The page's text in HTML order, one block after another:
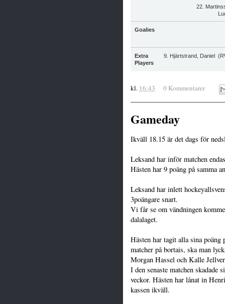
22.
Goalies
Extra
Players
9. Hjärtstrand, Daniel
kl. 16:43 0 Kommentarer
Gameday
Ikväll 18.15 är det dags för
Leksand har inför matchen
Hästen har 9 poäng på samma
Leksand har inlett
3poängare snart.
Vi får se om vändningen
dalalaget.
Hästen har tagit alla sina poäng
matcher på bortais, ska man
Morgan Hassel och Kalle
I den senaste matchen
veckor. Hästen har lånat in
kassen ikväll.